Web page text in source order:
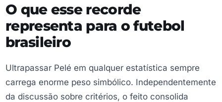
O que esse recorde
representa para o futebol
brasileiro
Ultrapassar Pelé em qualquer estatística sempre
carrega enorme peso simbólico. Independentemente
da discussão sobre critérios, o feito consolida